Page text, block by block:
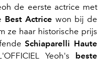
de eerste actrice met
Best Actrice won bij de
ze haar historische prijs
Schiaparelli Haute
Yeoh's beste